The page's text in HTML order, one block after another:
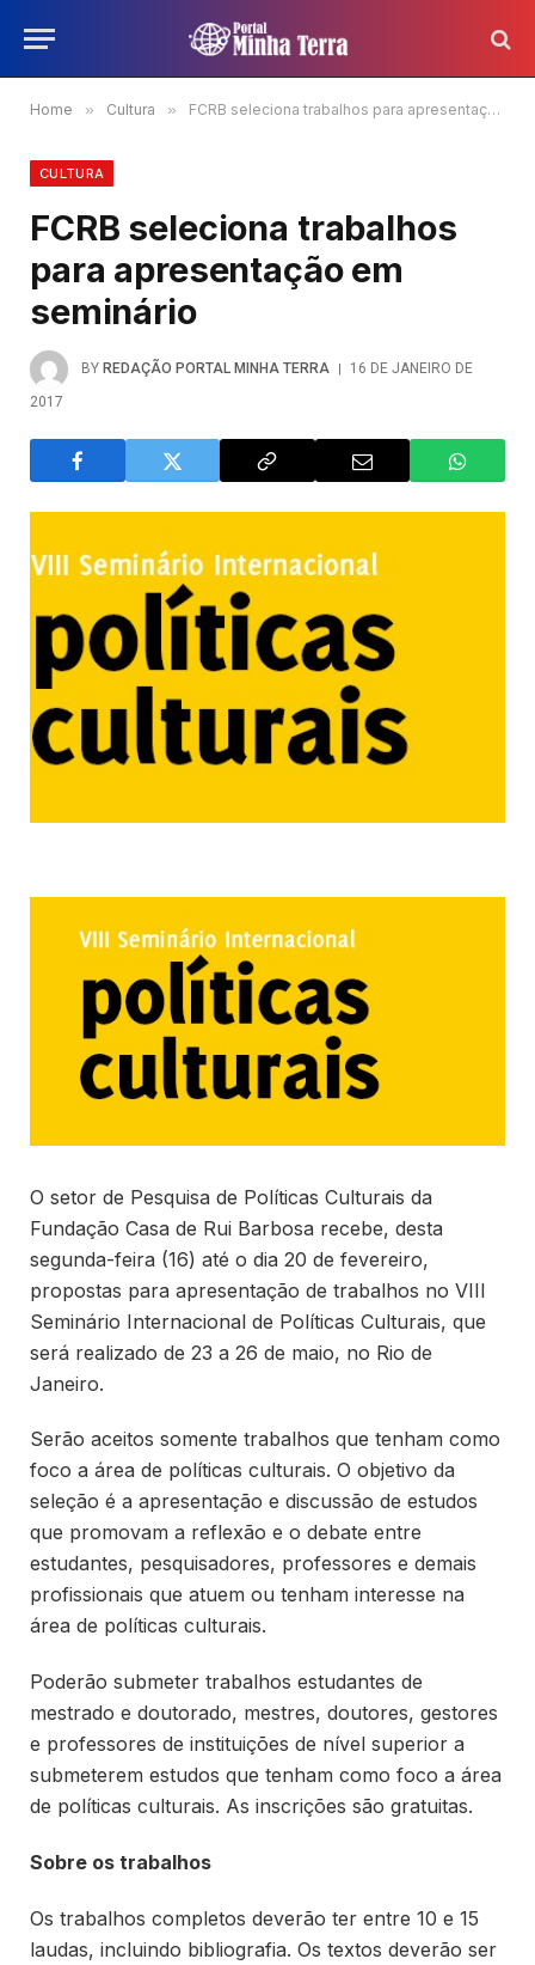
Home » Cultura » FCRB seleciona trabalhos para apresentação em seminário
CULTURA
FCRB seleciona trabalhos
para apresentação em
seminário
BY REDAÇÃO PORTAL MINHA TERRA
16 DE JANEIRO DE
2017
O setor de Pesquisa de Políticas Culturais da
Fundação Casa de Rui Barbosa recebe, desta
segunda-feira (16) até o dia 20 de fevereiro,
propostas para apresentação de trabalhos no VIII
Seminário Internacional de Políticas Culturais, que
será realizado de 23 a 26 de maio, no Rio de
Janeiro.
Serão aceitos somente trabalhos que tenham como
foco a área de políticas culturais. O objetivo da
seleção é a apresentação e discussão de estudos
que promovam a reflexão e o debate entre
estudantes, pesquisadores, professores e demais
profissionais que atuem ou tenham interesse na
área de políticas culturais.
Poderão submeter trabalhos estudantes de
mestrado e doutorado, mestres, doutores, gestores
e professores de instituições de nível superior a
submeterem estudos que tenham como foco a área
de políticas culturais. As inscrições são gratuitas.
Sobre os trabalhos
Os trabalhos completos deverão ter entre 10 e 15
laudas, incluindo bibliografia. Os textos deverão ser